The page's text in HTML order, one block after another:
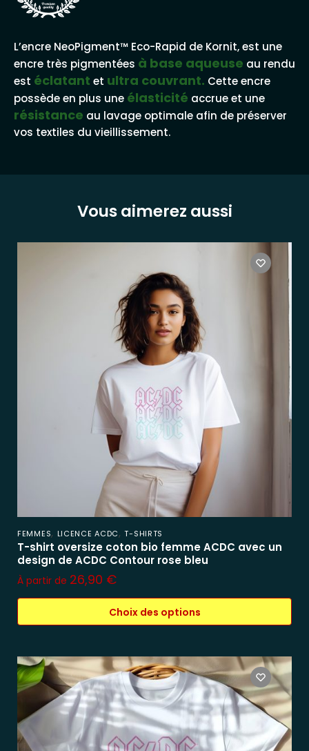
L’encre NeoPigment™ Eco-Rapid de Kornit, est une
encre très pigmentées à base aqueuse au rendu
est éclatant et ultra couvrant. Cette encre
possède en plus une élasticité accrue et une
résistance au lavage optimale afin de préserver
vos textiles du vieillissement.
Vous aimerez aussi
FEMMES, LICENCE ACDC,T-SHIRTS
T-shirt oversize coton bio femme ACDC avec un
design de ACDC Contour rose bleu
À partir de 26,90 €
Choix des options